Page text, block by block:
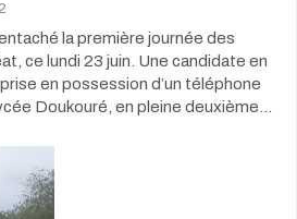
la première journée des
ce lundi 23 juin. Une candidate en
en possession d’un téléphone
Doukouré, en pleine deuxième…